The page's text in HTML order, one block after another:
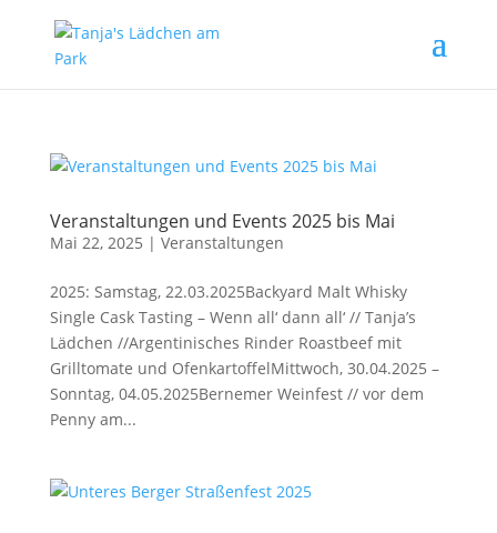
Veranstaltungen und Events 2025 bis Mai
Mai 22, 2025 | Veranstaltungen
2025: Samstag, 22.03.2025Backyard Malt Whisky
Single Cask Tasting – Wenn all‘ dann all‘ // Tanja’s
Lädchen //Argentinisches Rinder Roastbeef mit
Grilltomate und OfenkartoffelMittwoch, 30.04.2025 –
Sonntag, 04.05.2025Bernemer Weinfest // vor dem
Penny am...